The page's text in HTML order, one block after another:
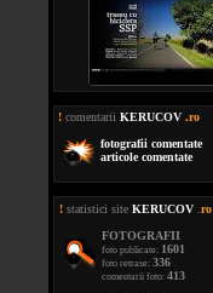
! comentarii KERUCOV .ro
fotografii comentate
articole comentate
! statistici site KERUCOV ro
FOTOGRAFII
foto publicate: 1601
foto retrase: 336
comentarii foto: 413